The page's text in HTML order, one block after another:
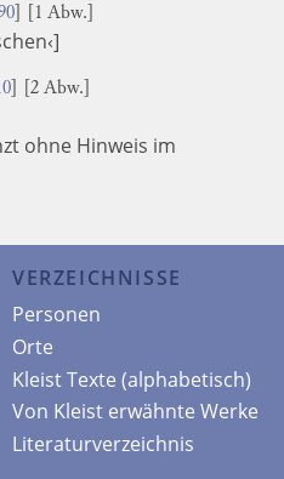
] [1 Abw.]
] [2 Abw.]
ohne Hinweis im
VERZEICHNISSE
Personen
Orte
Kleist Texte (alphabetisch)
Von Kleist erwähnte Werke
Literaturverzeichnis